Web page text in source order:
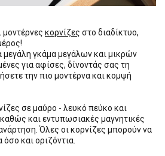
κορνίζες στο διαδίκτυο,
μεγάλη γκάμα μεγάλων και μικρών
για αφίσες, δίνοντάς σας τη
την πιο μοντέρνα και κομψή
σε μαύρο - λευκό πεύκο και
και εντυπωσιακές μαγνητικές
Όλες οι κορνίζες μπορούν να
και οριζόντια.